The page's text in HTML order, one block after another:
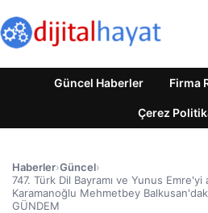
Güncel Haberler Firma
Çerez
Haberler›Güncel›
747. Türk Dil Bayramı ve Yunus
Karamanoğlu Mehmetbey Balkusan'daki
GÜNDEM